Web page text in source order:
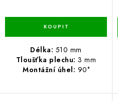
Délka: 510 mm
Tloušťka plechu: 3 mm
Montážní úhel: 90°